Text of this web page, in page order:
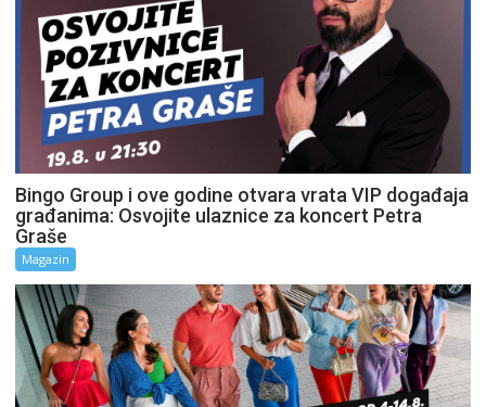
Bingo Group i ove godine otvara vrata VIP događaja
građanima: Osvojite ulaznice za koncert Petra
Graše
Magazin